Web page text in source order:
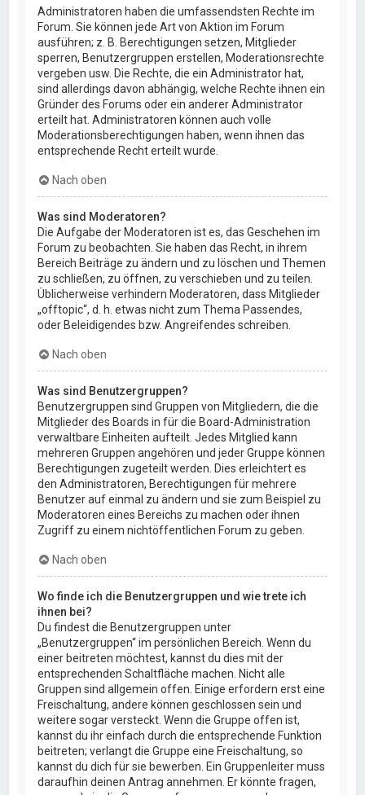
Administratoren haben die umfassendsten Rechte im
Forum. Sie können jede Art von Aktion im Forum
ausführen; z. B. Berechtigungen setzen, Mitglieder
sperren, Benutzergruppen erstellen, Moderationsrechte
vergeben usw. Die Rechte, die ein Administrator hat,
sind allerdings davon abhängig, welche Rechte ihnen ein
Gründer des Forums oder ein anderer Administrator
erteilt hat. Administratoren können auch volle
Moderationsberechtigungen haben, wenn ihnen das
entsprechende Recht erteilt wurde.
Nach oben
Was sind Moderatoren?
Die Aufgabe der Moderatoren ist es, das Geschehen im
Forum zu beobachten. Sie haben das Recht, in ihrem
Bereich Beiträge zu ändern und zu löschen und Themen
zu schließen, zu öffnen, zu verschieben und zu teilen.
Üblicherweise verhindern Moderatoren, dass Mitglieder
„offtopic“, d. h. etwas nicht zum Thema Passendes,
oder Beleidigendes bzw. Angreifendes schreiben.
Nach oben
Was sind Benutzergruppen?
Benutzergruppen sind Gruppen von Mitgliedern, die die
Mitglieder des Boards in für die Board-Administration
verwaltbare Einheiten aufteilt. Jedes Mitglied kann
mehreren Gruppen angehören und jeder Gruppe können
Berechtigungen zugeteilt werden. Dies erleichtert es
den Administratoren, Berechtigungen für mehrere
Benutzer auf einmal zu ändern und sie zum Beispiel zu
Moderatoren eines Bereichs zu machen oder ihnen
Zugriff zu einem nichtöffentlichen Forum zu geben.
Nach oben
Wo finde ich die Benutzergruppen und wie trete ich
ihnen bei?
Du findest die Benutzergruppen unter
„Benutzergruppen“ im persönlichen Bereich. Wenn du
einer beitreten möchtest, kannst du dies mit der
entsprechenden Schaltfläche machen. Nicht alle
Gruppen sind allgemein offen. Einige erfordern erst eine
Freischaltung, andere können geschlossen sein und
weitere sogar versteckt. Wenn die Gruppe offen ist,
kannst du ihr einfach durch die entsprechende Funktion
beitreten; verlangt die Gruppe eine Freischaltung, so
kannst du dich für sie bewerben. Ein Gruppenleiter muss
daraufhin deinen Antrag annehmen. Er könnte fragen,